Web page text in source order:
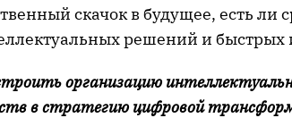
скачок в будущее, есть ли
решений и быстрых
организацию
в стратегию цифровой